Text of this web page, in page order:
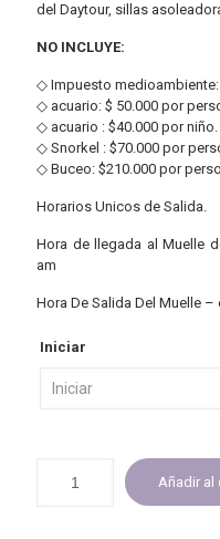
del Daytour, sillas
NO INCLUYE:
◇ Impuesto
◇ acuario: $ 50.000 por
◇ acuario : $40.000 por niño.
◇ Snorkel : $70.000 por
◇ Buceo: $210.000 por
Horarios Unicos de Salida.
Hora de llegada al Muelle
am
Hora De Salida Del Muelle –
Iniciar
Añadir al